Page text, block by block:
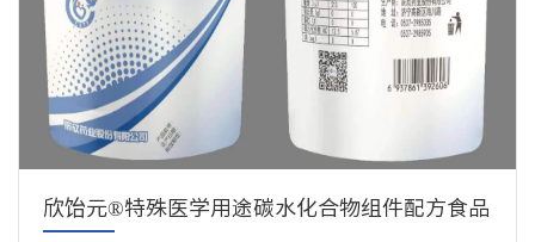
欣饴元®特殊医学用途碳水化合物组件配方食品